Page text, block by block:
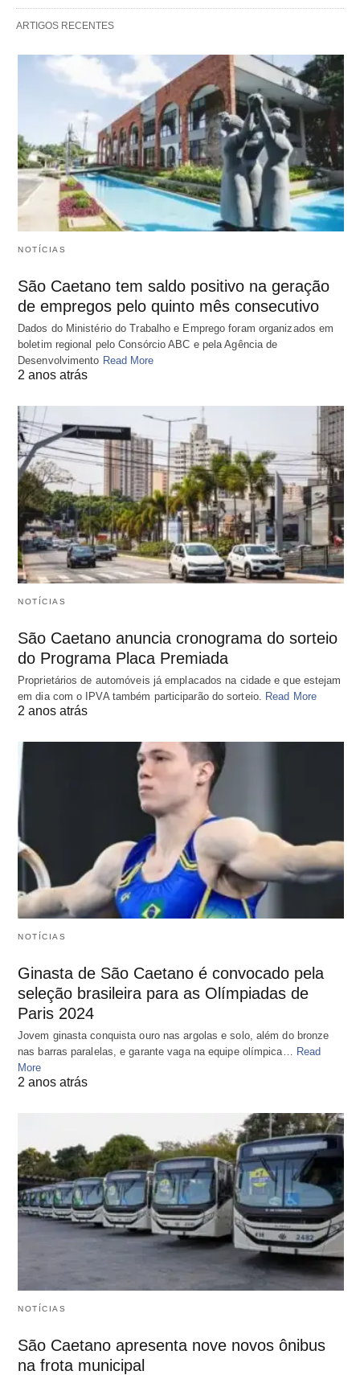
ARTIGOS RECENTES
NOTÍCIAS
São Caetano tem saldo positivo na geração
de empregos pelo quinto mês consecutivo
Dados do Ministério do Trabalho e Emprego foram organizados em
boletim regional pelo Consórcio ABC e pela Agência de
Desenvolvimento Read More
2 anos atrás
NOTÍCIAS
São Caetano anuncia cronograma do sorteio
do Programa Placa Premiada
Proprietários de automóveis já emplacados na cidade e que estejam
em dia com o IPVA também participarão do sorteio. Read More
2 anos atrás
NOTÍCIAS
Ginasta de São Caetano é convocado pela
seleção brasileira para as Olímpiadas de
Paris 2024
Jovem ginasta conquista ouro nas argolas e solo, além do bronze
nas barras paralelas, e garante vaga na equipe olímpica… Read
More
2 anos atrás
NOTÍCIAS
São Caetano apresenta nove novos ônibus
na frota municipal